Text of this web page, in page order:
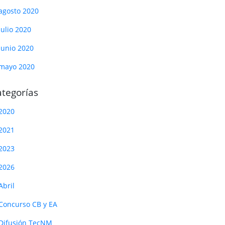
2020
2020
2020
2020
CB y EA
TecNM